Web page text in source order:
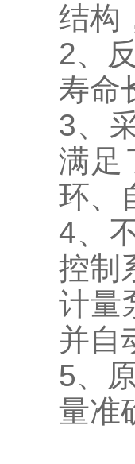
结构
2、
寿命
3、
满足
环、
4、
控制
计量
并自
5、
量准